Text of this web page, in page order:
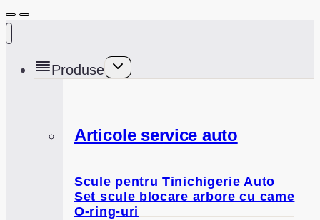
Produse
Toggle
Articole service auto
Scule pentru Tinichigerie Auto
Set scule blocare arbore cu came
O-ring-uri